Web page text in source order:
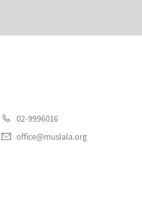
02-9996016
office@muslala.org